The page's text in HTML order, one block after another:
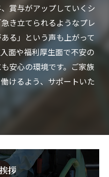
賞与がアップしていくシ
き立てられるようなプレ
る」という声も上がって
面や福利厚生面で不安の
安心の環境です。ご家族
けるよう、サポートいた
拶